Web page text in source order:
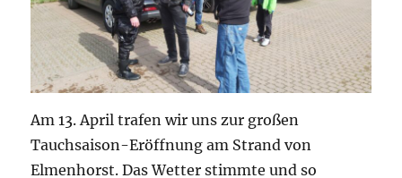
Am 13. April trafen wir uns zur großen
Tauchsaison-Eröffnung am Strand von
Elmenhorst. Das Wetter stimmte und so